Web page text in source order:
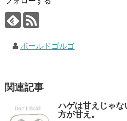
ボールドゴルゴ
関連記事
ハゲは甘えじゃ
方が甘え。